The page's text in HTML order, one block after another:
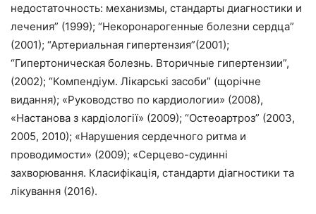
недостаточность: механизмы, стандарты диагностики и
лечения” (1999); “Некоронарогенные болезни сердца”
(2001); “Артериальная гипертензия”(2001);
“Гипертоническая болезнь. Вторичные гипертензии”,
(2002); “Компендіум. Лікарські засоби” (щорічне
видання); «Руководство по кардиологии» (2008),
«Настанова з кардіології» (2009); “Остеоартроз” (2003,
2005, 2010); «Нарушения сердечного ритма и
проводимости» (2009); «Серцево-судинні
захворювання. Класифікація, стандарти діагностики та
лікування (2016).